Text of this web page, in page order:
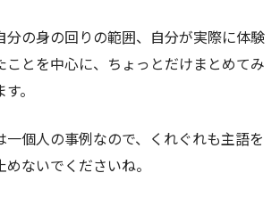
分の身の回りの範囲、自分が実際に体験
ことを中心に、ちょっとだけまとめてみ
。
一個人の事例なので、くれぐれも主語を
ないでくださいね。